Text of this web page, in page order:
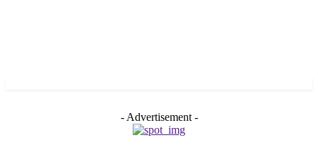
- Advertisement -